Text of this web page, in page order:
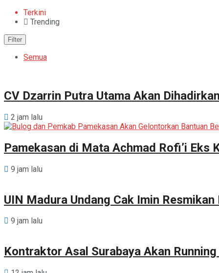
Terkini
Trending
Filter
Semua
CV Dzarrin Putra Utama Akan
2 jam lalu
Pamekasan di Mata Achmad Rofi’i Eks
9 jam lalu
UIN Madura Undang Cak Imin
9 jam lalu
Kontraktor Asal Surabaya Akan